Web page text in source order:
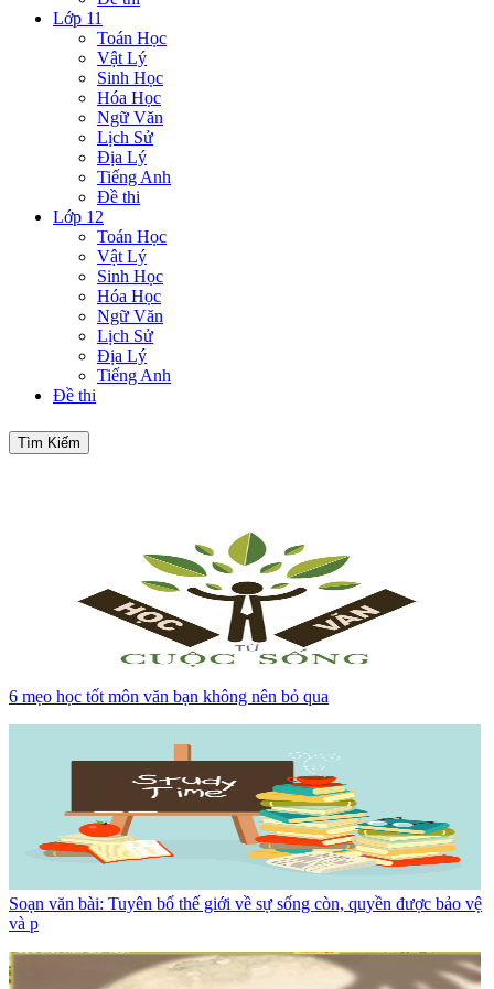
Lớp 11
Toán Học
Vật Lý
Sinh Học
Hóa Học
Ngữ Văn
Lịch Sử
Địa Lý
Tiếng Anh
Đề thi
Lớp 12
Toán Học
Vật Lý
Sinh Học
Hóa Học
Ngữ Văn
Lịch Sử
Địa Lý
Tiếng Anh
Đề thi
Tìm Kiếm
6 mẹo học tốt môn văn bạn không nên bỏ qua
Soạn văn bài: Tuyên bố thế giới về sự sống còn, quyền được bảo vệ
và p